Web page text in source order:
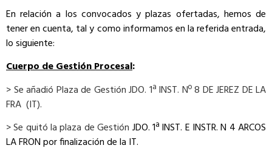
En relación a los convocados y plazas ofertadas, hemos de
tener en cuenta, tal y como informamos en la referida entrada,
lo siguiente:
Cuerpo de Gestión Procesal:
> Se añadió Plaza de Gestión JDO. 1ª INST. Nº 8 DE JEREZ DE LA
FRA (IT).
> Se quitó la plaza de Gestión JDO. 1ª INST. E INSTR. N 4 ARCOS
LA FRON por finalización de la IT.